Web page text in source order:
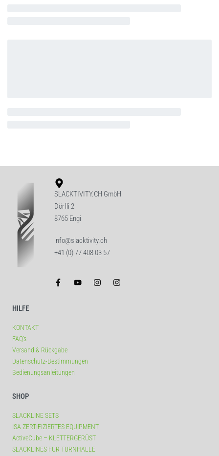
SLACKTIVITY.CH GmbH
Dörfli 2
8765 Engi
info@slacktivity.ch
+41 (0) 77 408 03 57
HILFE
KONTAKT
FAQ’s
Versand & Rückgabe
Datenschutz-Bestimmungen
Bedienungsanleitungen
SHOP
SLACKLINE SETS
ISA ZERTIFIZIERTES EQUIPMENT
ActiveCube – KLETTERGERÜST
SLACKLINES FÜR TURNHALLE